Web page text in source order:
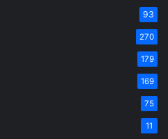
93
270
179
169
75
11